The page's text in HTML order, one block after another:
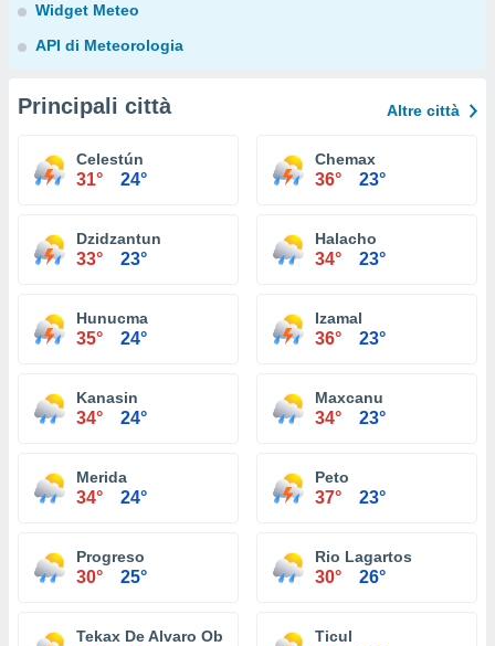
Widget Meteo
API di Meteorologia
Principali città Altre città
Celestún
31° 24°
Chemax
36° 23°
Dzidzantun
33° 23°
Halacho
34° 23°
Hunucma
35° 24°
Izamal
36° 23°
Kanasin
34° 24°
Maxcanu
34° 23°
Merida
34° 24°
Peto
37° 23°
Progreso
30° 25°
Rio Lagartos
30° 26°
Tekax De Alvaro Obregon Ticul